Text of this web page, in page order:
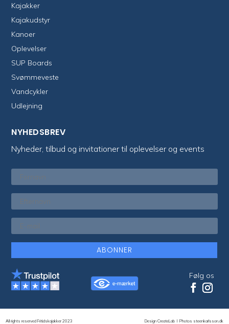
Kajakker
Kajakudstyr
Kanoer
Oplevelser
SUP Boards
Svømmeveste
Vandcykler
Udlejning
NYHEDSBREV
Nyheder, tilbud og invitationer til oplevelser og events
ABONNER
Følg os
All rights reserved Fritidskajakker 2023 Design CreateLab IPhotos steenkarlsson.dk